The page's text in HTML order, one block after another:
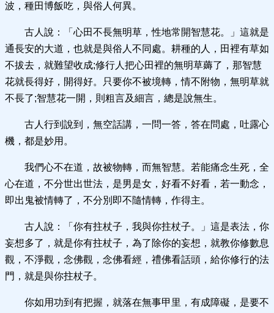
波，種田博飯吃，與俗人何異。
古人說：「心田不長無明草，性地常開智慧花。」這就是
通長安的大道，也就是與俗人不同處。耕種的人，田裡有草如
不拔去，就難望收成;修行人把心田裡的無明草薅了，那智慧
花就長得好，開得好。只要你不被境轉，情不附物，無明草就
不長了;智慧花一開，則粗言及細言，總是說無生。
古人行到說到，無空話講，一問一答，答在問處，吐露心
機，都是妙用。
我們心不在道，故被物轉，而無智慧。若能痛念生死，全
心在道，不分世出世法，是男是女，好看不好看，若一動念，
即出鬼被情轉了，不分別即不隨情轉，作得主。
古人說：「你有拄杖子，我與你拄杖子。」這是表法，你
妄想多了，就是你有拄杖子，為了除你的妄想，就教你修數息
觀，不淨觀，念佛觀，念佛看經，禮佛看話頭，給你修行的法
門，就是與你拄杖子。
你如用功到有把握，就落在無事甲里，有成障礙，是要不